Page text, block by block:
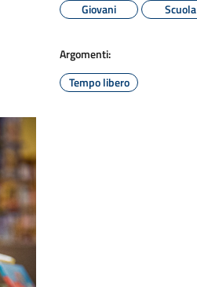
Giovani
Scuola
Argomenti:
Tempo libero